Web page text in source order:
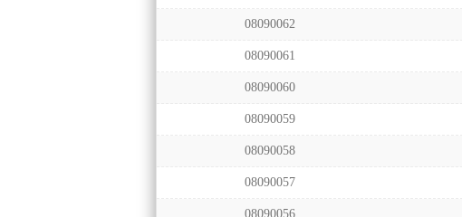
08090062
08090061
08090060
08090059
08090058
08090057
08090056